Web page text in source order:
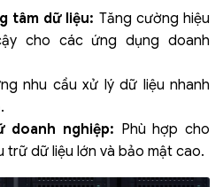
tâm dữ liệu: Tăng cường hiệu
cho các ứng dụng doanh
nhu cầu xử lý dữ liệu nhanh
doanh nghiệp: Phù hợp cho
trữ dữ liệu lớn và bảo mật cao.